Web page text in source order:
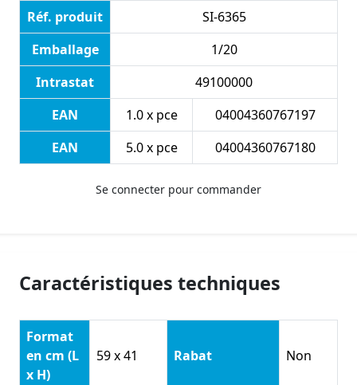
Réf. produit
SI-6365
Emballage
1/20
Intrastat
49100000
EAN
1.0 x pce
04004360767197
EAN
5.0 x pce 04004360767180
Se connecter pour commander
Caractéristiques techniques
Format
en cm (L
x H)
59 x 41 Rabat Non